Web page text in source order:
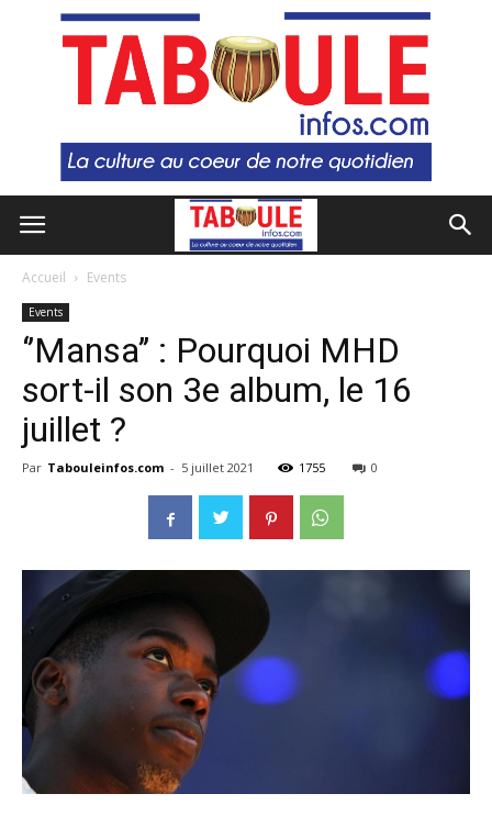
Accueil Events
Events
‘’Mansa’’ : Pourquoi MHD
sort-il son 3e album, le 16
juillet ?
Par Tabouleinfos.com - 5 juillet 2021 1755 0